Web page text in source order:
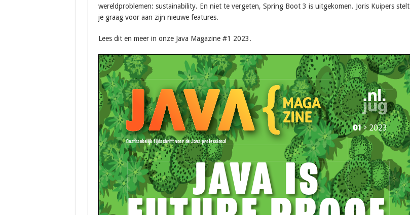
wereldproblemen: sustainability. En niet te vergeten, Spring Boot 3 is uitgekomen. Joris Kuipers stelt
je graag voor aan zijn nieuwe features.
Lees dit en meer in onze Java Magazine #1 2023.